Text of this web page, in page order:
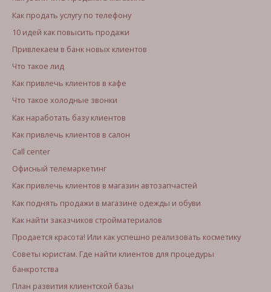
Как продать услугу по телефону
10 идей как повысить продажи
Привлекаем в банк новых клиентов
Что такое лид
Как привлечь клиентов в кафе
Что такое холодные звонки
Как наработать базу клиентов
Как привлечь клиентов в салон
Call center
Офисный телемаркетинг
Как привлечь клиентов в магазин автозапчастей
Как поднять продажи в магазине одежды и обуви
Как найти заказчиков стройматериалов
Продается красота! Или как успешно реализовать косметику
Советы юристам. Где найти клиентов для процедуры
банкротства
План развития клиентской базы